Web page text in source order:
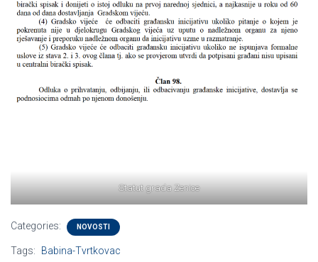
Statut grada Zenice
Categories: NOVOSTI
Tags: Babina-Tvrtkovac